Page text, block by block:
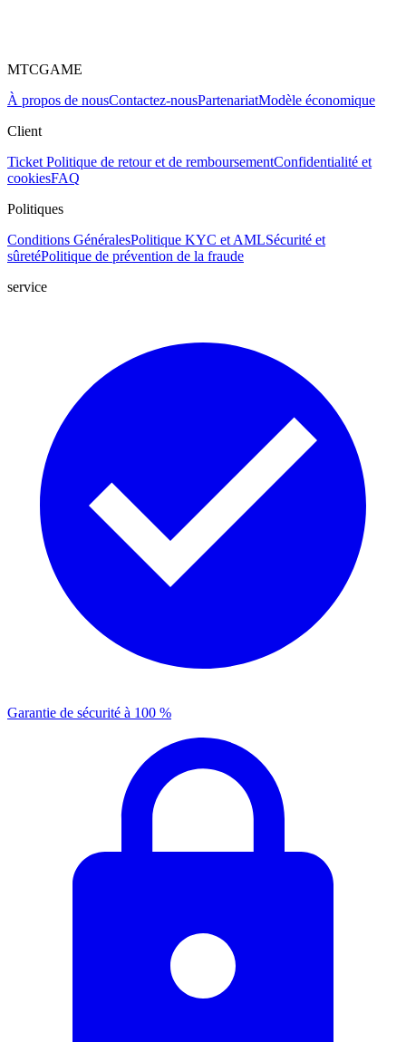
MTCGAME
À propos de nousContactez-nousPartenariatModèle économique
Client
Ticket Politique de retour et de remboursementConfidentialité et
cookiesFAQ
Politiques
Conditions GénéralesPolitique KYC et AMLSécurité et
sûretéPolitique de prévention de la fraude
service
Garantie de sécurité à 100 %